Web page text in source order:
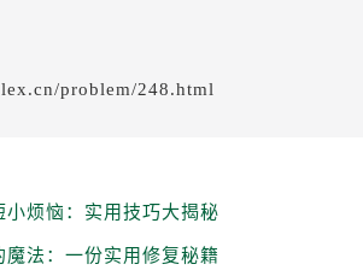
problem/248.html
烦恼：实用技巧大揭秘
法：一份实用修复秘籍